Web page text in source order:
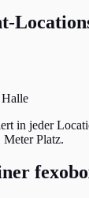
in jeder
Meter Platz.